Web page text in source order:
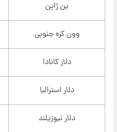
ین ژاپن
وون کره جنوبی
دلار کانادا
دلار استرالیا
دلار نیوزیلند